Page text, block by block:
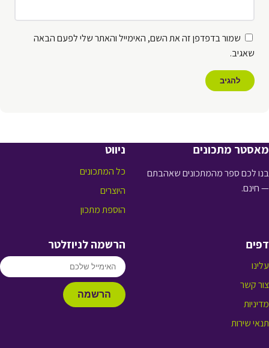
שמור בדפדפן זה את השם, האימייל והאתר שלי לפעם הבאה
שאגיב.
מאסטר מתכונים
בנו לכם ספר מהמתכונים שאהבתם
— חינם.
ניווט
כל המתכונים
היוצרים
הוספת מתכון
דפים
עלינו
צור קשר
מדיניות
תנאי שירות
הרשמה לניוזלטר
הרשמה